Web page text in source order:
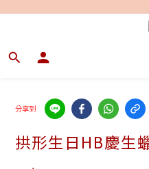
分享到
拱形生日HB慶生